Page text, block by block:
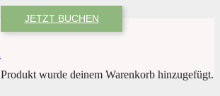
JETZT BUCHEN
Produkt wurde deinem Warenkorb hinzugefügt.